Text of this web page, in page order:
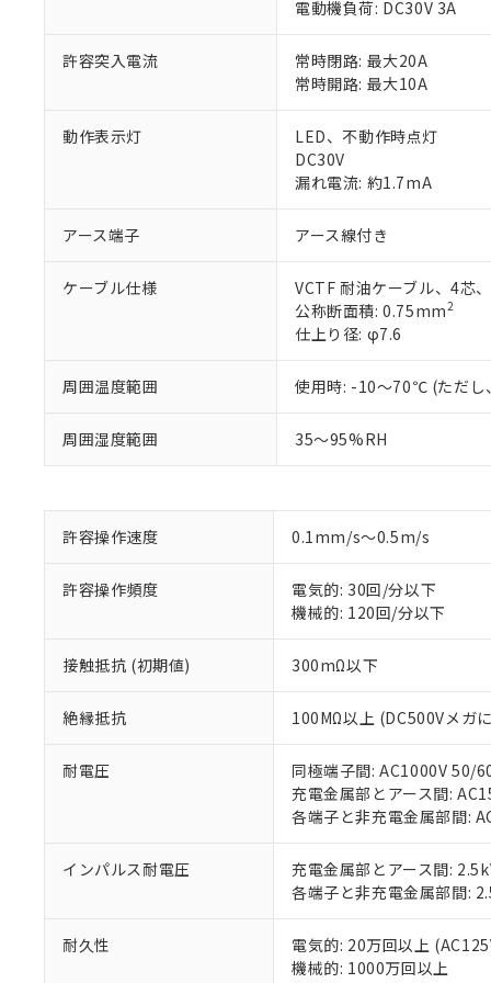
電動機負荷: DC30V 3A
許容突入電流
常時閉路: 最大20A
常時開路: 最大10A
動作表示灯
LED、不動作時点灯
DC30V
漏れ電流: 約1.7mA
アース端子 アース線付き
ケーブル仕様
VCTF 耐油ケーブル、4芯
公称断面積: 0.75mm2
仕上り径: φ7.6
周囲温度範囲 使用時: -10～70℃ (ただし
周囲湿度範囲 35～95%RH
許容操作速度 0.1mm/s～0.5m/s
許容操作頻度
電気的: 30回/分以下
機械的: 120回/分以下
接触抵抗 (初期値) 300mΩ以下
絶縁抵抗 100MΩ以上 (DC500Vメガ
耐電圧
同極端子間: AC1000V 50/
充電金属部とアース間:
各端子と非充電金属部間:
インパルス耐電圧
充電金属部とアース間:
各端子と非充電金属部間:
耐久性
電気的: 20万回以上
機械的: 1000万回以上
ご利用条件
以下の条件をお
本サービス
くものです。
当社制御機
在庫状況お
正式な納期
当社販売員に
オムロン制
在庫状況お
す。
マイパーツ
ている必要
お客様が当
が、当社の
さい。
※当社の共同
いる法人を指
※1 対応状況
対応済み：EU
対応予定：EU
対応予定なし：
*EU RoHS指令（10物質
鉛(Pb) 1000ppm以下、
六価クロム(Cr(Ⅵ))
フタル酸ビス(2-エチル
フタル酸エステル類の
※2 対応予定月
部品在庫の切り替
※3 非含有証明
下記の非含有証明
EU RoHS指令（
「○」：最大均質
「×」：最大均質
「－」：未確認で
Pb(鉛) :1000ppm、
Cr(Ⅵ)(六価クロム) :
DBP(フタル酸ジブチ
DEHP(フタル酸ビス(2-
※2 環境保護使
「ｅ」：有害物質
「10」：通常の使
味します。
「－」：未確認で
当社は、こ
う）を輸出
などの必要な
当社は規制
置等に一切使
当社は、貴
たしません。
記
号
説明
△ 一定数
－
在庫な
機器販売
空
白
受注生